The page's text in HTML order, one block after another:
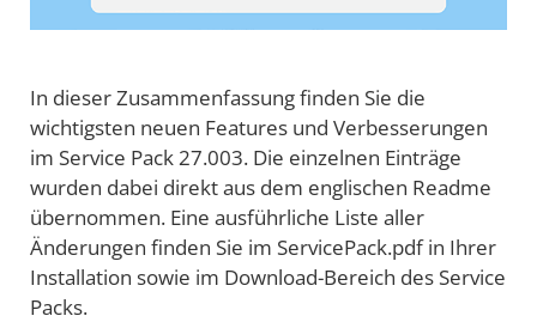
In dieser Zusammenfassung finden Sie die
wichtigsten neuen Features und Verbesserungen
im Service Pack 27.003. Die einzelnen Einträge
wurden dabei direkt aus dem englischen Readme
übernommen. Eine ausführliche Liste aller
Änderungen finden Sie im ServicePack.pdf in Ihrer
Installation sowie im Download-Bereich des Service
Packs.